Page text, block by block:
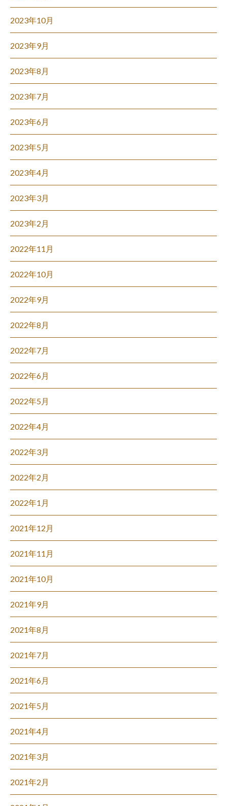
2023年10月
2023年9月
2023年8月
2023年7月
2023年6月
2023年5月
2023年4月
2023年3月
2023年2月
2022年11月
2022年10月
2022年9月
2022年8月
2022年7月
2022年6月
2022年5月
2022年4月
2022年3月
2022年2月
2022年1月
2021年12月
2021年11月
2021年10月
2021年9月
2021年8月
2021年7月
2021年6月
2021年5月
2021年4月
2021年3月
2021年2月